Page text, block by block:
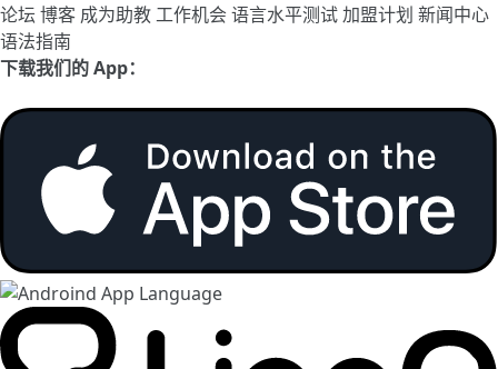
论坛 博客 成为助教工作机会语言水平测试加盟计划 新闻中心
语法指南
下载我们的 App：